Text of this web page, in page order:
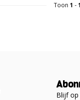
Toon 1 -1
Blijf op